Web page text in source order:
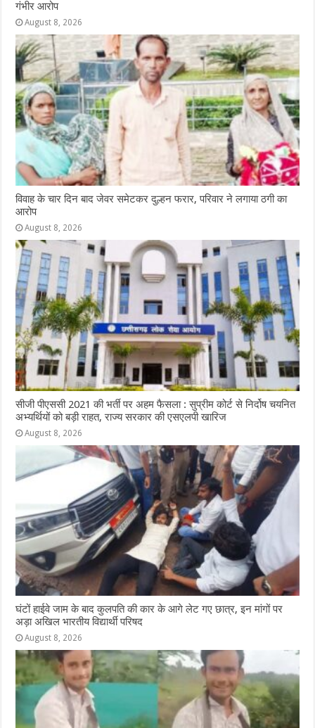
गंभीर आरोप
August 8, 2026
विवाह के चार दिन बाद जेवर समेटकर दुल्हन फरार, परिवार ने लगाया ठगी का
आरोप
August 8, 2026
सीजी पीएससी 2021 की भर्ती पर अहम फैसला : सुप्रीम कोर्ट से निर्दोष चयनित
अभ्यर्थियों को बड़ी राहत, राज्य सरकार की एसएलपी खारिज
August 8, 2026
घंटों हाईवे जाम के बाद कुलपति की कार के आगे लेट गए छात्र, इन मांगों पर
अड़ा अखिल भारतीय विद्यार्थी परिषद
August 8, 2026